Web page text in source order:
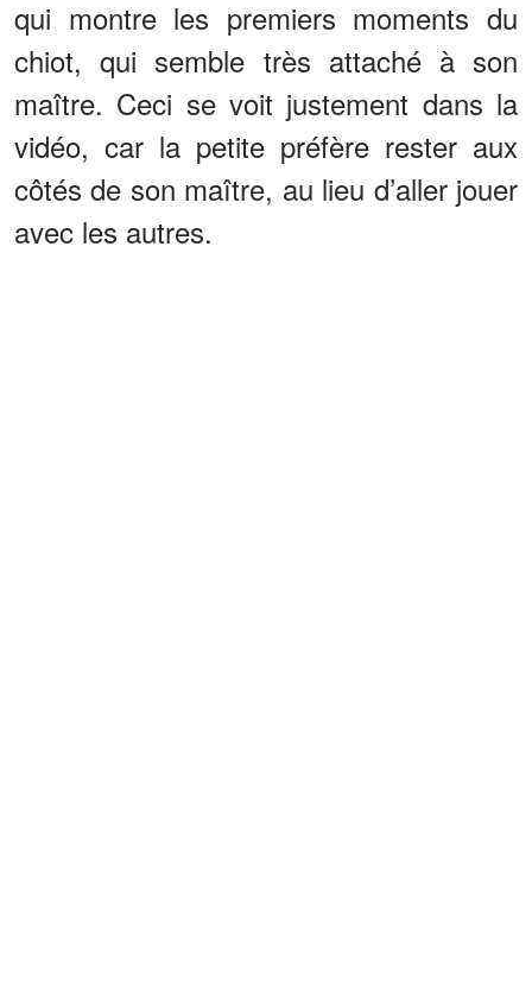
qui montre les premiers moments du
chiot, qui semble très attaché à son
maître. Ceci se voit justement dans la
vidéo, car la petite préfère rester aux
côtés de son maître, au lieu d’aller jouer
avec les autres.